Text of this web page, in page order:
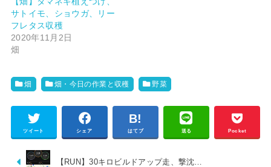
サトイモ、ショウガ、リー
フレタス収穫
2020年11月2日
畑
畑 畑・今日の作業と収穫 野菜
ツイート シェア はてブ 送る Pocket
【RUN】30キロビルドアップ走、撃沈…